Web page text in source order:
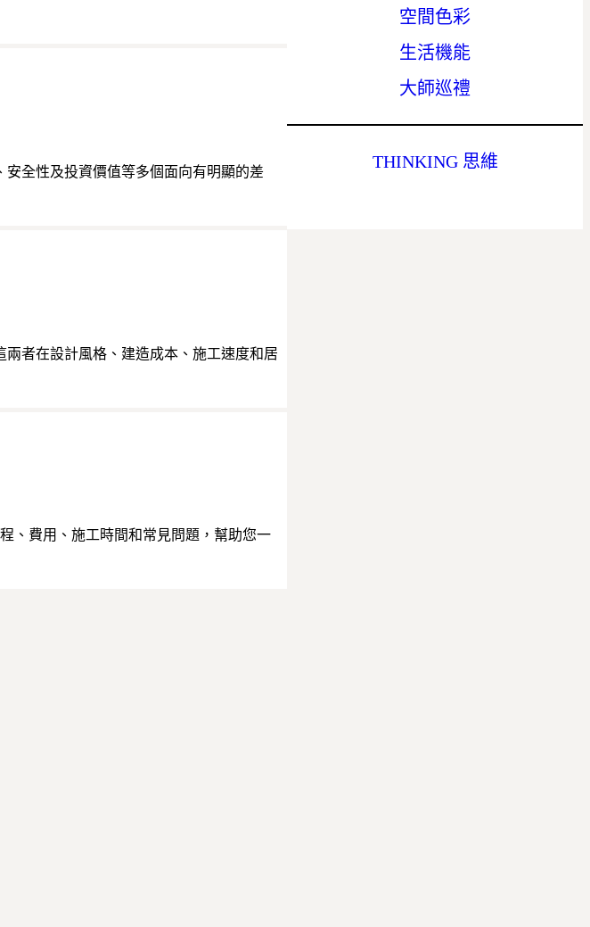
全性及投資價值等多個面向有明顯的差
者在設計風格、建造成本、施工速度和居
、費用、施工時間和常見問題，幫助您一
空間色彩
生活機能
大師巡禮
THINKING 思維